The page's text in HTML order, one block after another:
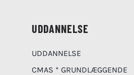
UDDANNELSE
UDDANNELSE
CMAS * GRUNDLÆGGENDE